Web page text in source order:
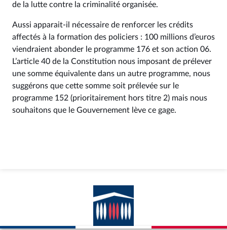
de la lutte contre la criminalité organisée.
Aussi apparait-il nécessaire de renforcer les crédits
affectés à la formation des policiers : 100 millions d’euros
viendraient abonder le programme 176 et son action 06.
L’article 40 de la Constitution nous imposant de prélever
une somme équivalente dans un autre programme, nous
suggérons que cette somme soit prélevée sur le
programme 152 (prioritairement hors titre 2) mais nous
souhaitons que le Gouvernement lève ce gage.